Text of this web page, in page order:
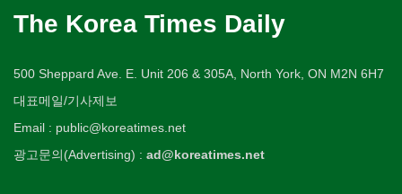
The Korea Times Daily
500 Sheppard Ave. E. Unit 206 & 305A, North York, ON M2N 6H7
대표메일/기사제보
Email : public@koreatimes.net
광고문의(Advertising) : ad@koreatimes.net